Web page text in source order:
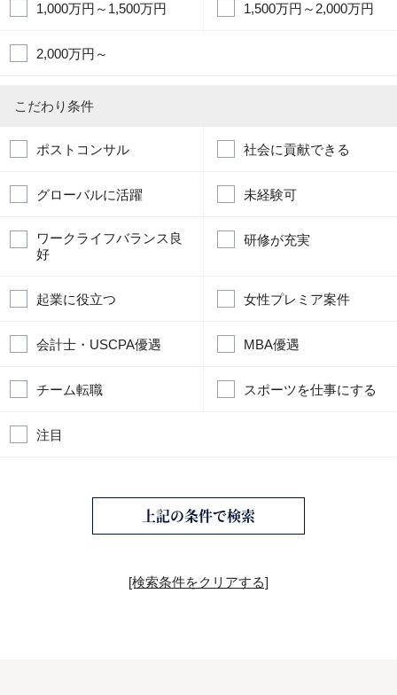
1,000万円～1,500万円 1,500万円～2,000万円
2,000万円～
こだわり条件
ポストコンサル 社会に貢献できる
グローバルに活躍 未経験可
ワークライフバランス良
好
研修が充実
起業に役立つ 女性プレミア案件
会計士・USCPA優遇 MBA優遇
チーム転職 スポーツを仕事にする
注目
上記の条件で検索
[検索条件をクリアする]